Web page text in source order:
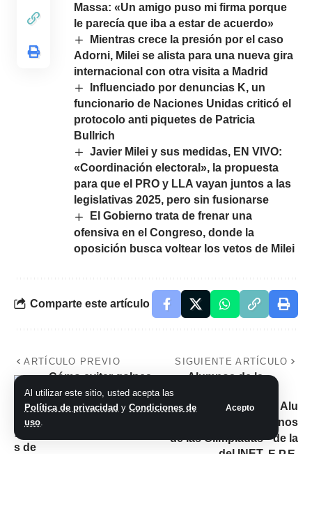
Al utilizar este sitio, usted acepta las
Política de privacidad y Condiciones de
uso.
Acepto
Massa: «Un amigo puso mi firma porque
le parecía que iba a estar de acuerdo»
Mientras crece la presión por el caso
Adorni, Milei se alista para una nueva gira
internacional con otra visita a Madrid
Influenciado por denuncias K, un
funcionario de Naciones Unidas criticó el
protocolo anti piquetes de Patricia
Bullrich
Javier Milei y sus medidas, EN VIVO:
«Coordinación electoral», la propuesta
para que el PRO y LLA vayan juntos a las
legislativas 2025, pero sin fusionarse
El Gobierno trata de frenar una
ofensiva en el Congreso, donde la
oposición busca voltear los vetos de Milei
Comparte este artículo
ARTÍCULO PREVIO
Cómo evitar golpes
de calor ante las
altas temperaturas
SIGUIENTE ARTÍCULO
Alumnos de la
Chepes, ganaron la
de las Olimpiadas
del INET